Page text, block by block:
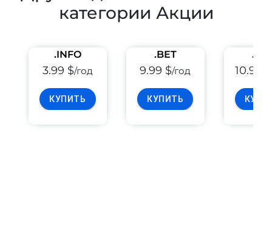
категории Акции
.INFO
3.99 $/год
КУПИТЬ
.BET
9.99 $/год
КУПИТЬ
10.99 $